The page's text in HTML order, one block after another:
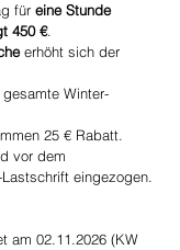
für eine Stunde
450 €.
erhöht sich der
Winter-
25 € Rabatt.
vor dem
eingezogen.
am 02.11.2026 (KW